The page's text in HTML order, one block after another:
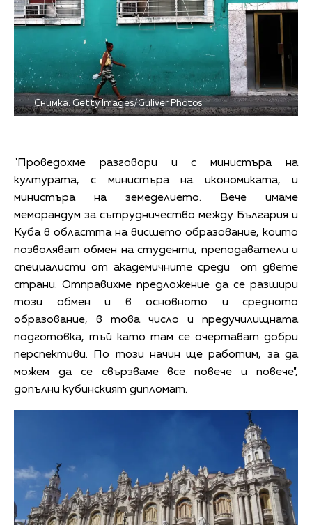
Снимка: Getty Images/Guliver Photos
"Проведохме разговори и с министъра на
културата, с министъра на икономиката, и
министъра на земеделието. Вече имаме
меморандум за сътрудничество между България и
Куба в областта на висшето образование, които
позволяват обмен на студенти, преподаватели и
специалисти от академичните среди от двете
страни. Отправихме предложение да се разшири
този обмен и в основното и средното
образование, в това число и предучилищната
подготовка, тъй като там се очертават добри
перспективи. По този начин ще работим, за да
можем да се свързваме все повече и повече",
допълни кубинският дипломат.